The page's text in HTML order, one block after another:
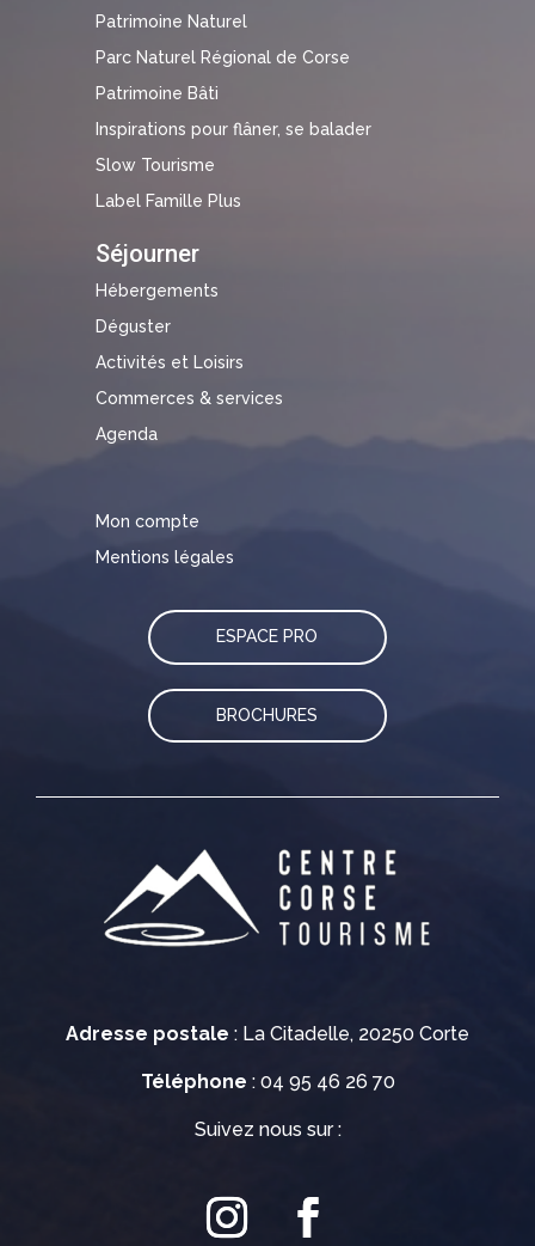
Adresse postale : La Citadelle, 20250 Corte
Téléphone : 04 95 46 26 70
Suivez nous sur :
Patrimoine Naturel
Parc Naturel Régional de Corse
Patrimoine Bâti
Inspirations pour flâner, se balader
Slow Tourisme
Label Famille Plus
Séjourner
Hébergements
Déguster
Activités et Loisirs
Commerces & services
Agenda
Mon compte
Mentions légales
ESPACE PRO
BROCHURES